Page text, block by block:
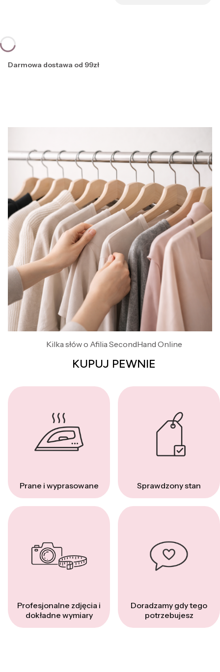
Darmowa dostawa od 99zł
Kilka słów o Afilia SecondHand Online
KUPUJ PEWNIE
Prane i wyprasowane Sprawdzony stan
Profesjonalne zdjęcia i
dokładne wymiary
Doradzamy gdy tego
potrzebujesz